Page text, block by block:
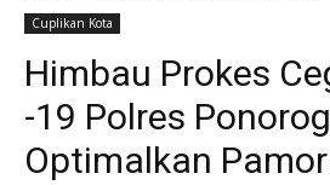
Cuplikan Kota
Himbau Prokes
-19 Polres
Optimalkan